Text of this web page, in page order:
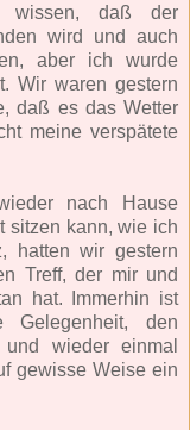
wissen, daß der
wird und auch
aber ich wurde
Wir waren gestern
daß es das Wetter
meine verspätete
nach Hause
sitzen kann, wie ich
hatten wir gestern
Treff, der mir und
hat. Immerhin ist
den
wieder einmal
gewisse Weise ein